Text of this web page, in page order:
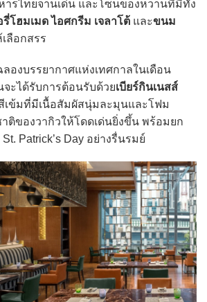
ารไทยจานเด่น และโซนของหวานที่มีทั้ง
รี่โฮมเมด ไอศกรีม เจลาโต้ และขนม
ลือกสรร
บรรยากาศแห่งเทศกาลในเดือน
ะได้รับการต้อนรับด้วยเบียร์กินเนสส์
เข้มที่มีเนื้อสัมผัสนุ่มละมุนและโฟม
ติของวากิวให้โดดเด่นยิ่งขึ้น พร้อมยก
Patrick’s Day อย่างรื่นรมย์